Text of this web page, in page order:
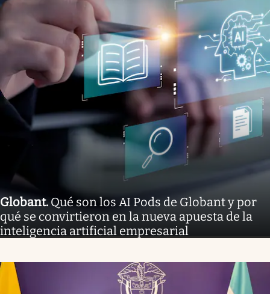
Globant.Qué son los AI Pods de Globant y por
qué se convirtieron en la nueva apuesta de la
inteligencia artificial empresarial